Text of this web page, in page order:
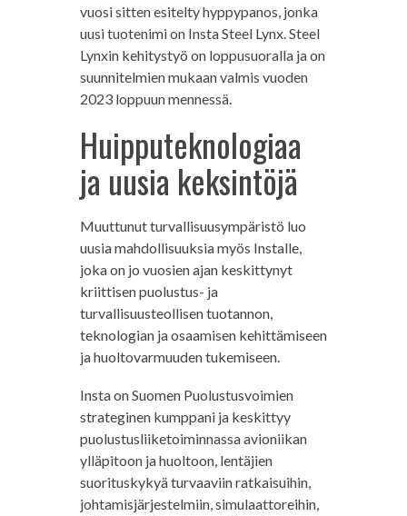
vuosi sitten esitelty hyppypanos, jonka
uusi tuotenimi on Insta Steel Lynx. Steel
Lynxin kehitystyö on loppusuoralla ja on
suunnitelmien mukaan valmis vuoden
2023 loppuun mennessä.
Huipputeknologiaa
ja uusia keksintöjä
Muuttunut turvallisuusympäristö luo
uusia mahdollisuuksia myös Installe,
joka on jo vuosien ajan keskittynyt
kriittisen puolustus- ja
turvallisuusteollisen tuotannon,
teknologian ja osaamisen kehittämiseen
ja huoltovarmuuden tukemiseen.
Insta on Suomen Puolustusvoimien
strateginen kumppani ja keskittyy
puolustusliiketoiminnassa avioniikan
ylläpitoon ja huoltoon, lentäjien
suorituskykyä turvaaviin ratkaisuihin,
johtamisjärjestelmiin, simulaattoreihin,